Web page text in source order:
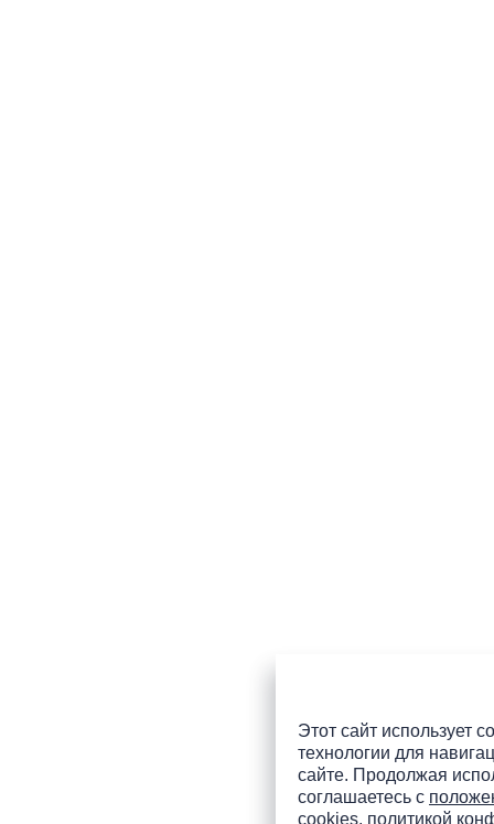
Этот сайт использует
технологии для
сайте. Продолжая
соглашаетесь с
cookies, политикой